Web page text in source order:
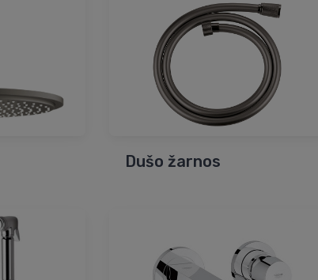
Dušo žarnos